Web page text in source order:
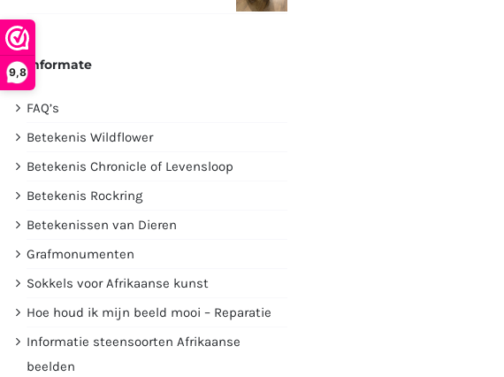
9,8Informate
FAQ’s
Betekenis Wildflower
Betekenis Chronicle of Levensloop
Betekenis Rockring
Betekenissen van Dieren
Grafmonumenten
Sokkels voor Afrikaanse kunst
Hoe houd ik mijn beeld mooi – Reparatie
Informatie steensoorten Afrikaanse
beelden